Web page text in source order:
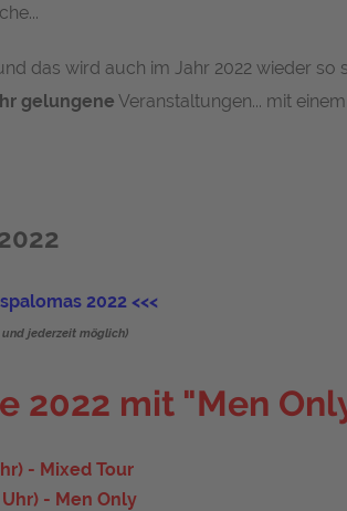
das wird auch im Jahr 2022 wieder so
gelungene Veranstaltungen... mit
2022 <<<
jederzeit möglich)
2022 mit "Men
- Mixed Tour
Uhr) - Men Only